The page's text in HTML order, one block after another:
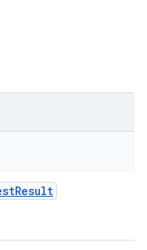
Result